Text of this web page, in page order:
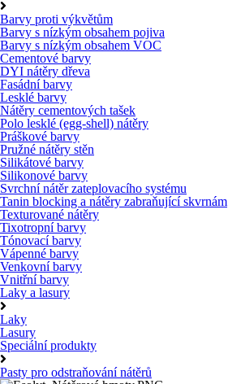
Barvy proti výkvětům
Barvy s nízkým obsahem pojiva
Barvy s nízkým obsahem VOC
Cementové barvy
DYI nátěry dřeva
Fasádní barvy
Lesklé barvy
Nátěry cementových tašek
Polo lesklé (egg-shell) nátěry
Práškové barvy
Pružné nátěry stěn
Silikátové barvy
Silikonové barvy
Svrchní nátěr zateplovacího systému
Tanin blocking a nátěry zabraňující skvrnám
Texturované nátěry
Tixotropní barvy
Tónovací barvy
Vápenné barvy
Venkovní barvy
Vnitřní barvy
Laky a lasury
Laky
Lasury
Speciální produkty
Pasty pro odstraňování nátěrů